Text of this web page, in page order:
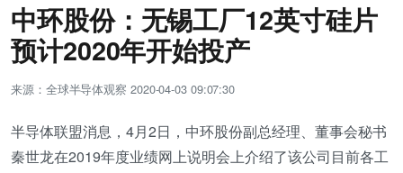
中环股份：无锡工厂12英寸硅片
预计2020年开始投产
来源：全球半导体观察 2020-04-03 09:07:30
半导体联盟消息，4月2日，中环股份副总经理、董事会秘书
秦世龙在2019年度业绩网上说明会上介绍了该公司目前各工